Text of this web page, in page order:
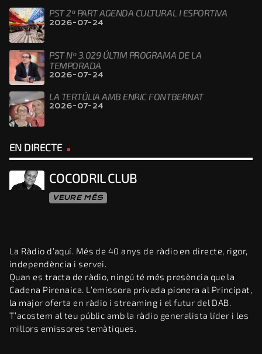
PST 2ª PART AGENDA CULTURAL I ESPORTIVA
2026-07-24
PST Nº 3.029 ÚLTIM PROGRAMA DE LA
TEMPORADA
2026-07-24
LA TERTÚLIA AMB ENRIC FONTBERNAT
2026-07-24
EN DIRECTE
COCODRIL CLUB
VEURE MÉS
La Ràdio d’aquí. Més de 40 anys de ràdio en directe, rigor,
independència i servei.
Quan es tracta de ràdio, ningú té més presència que la
Cadena Pirenaica. L’emissora privada pionera al Principat,
la major oferta en ràdio i streaming i el futur del DAB.
T’acostem al teu públic amb la ràdio generalista líder i les
millors emissores temàtiques.